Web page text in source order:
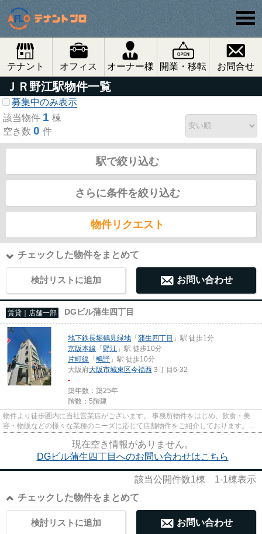
テナント オフィス オーナー様 開業・移転 お問合せ
ＪＲ野江駅物件一覧
募集中のみ表示
該当物件 1 棟
空き数 0 件
駅で絞り込む
さらに条件を絞り込む
物件リクエスト
チェックした物件をまとめて
検討リストに追加 お問い合わせ
賃貸｜店舗一部 DGビル蒲生四丁目
地下鉄長堀鶴見緑地 「蒲生四丁目 」駅 徒歩1分
京阪本線 「野江 」駅 徒歩10分
片町線 「鴫野 」駅 徒歩10分
大阪府大阪市城東区今福西 ３丁目6-32
-
築年数：築25年
階数：5階建
物件より徒歩圏内に当社営業店がございます。 事務所物件をはじめ、飲食・美
容・物販などの様々な業種のニーズに応じて店舗物件をご紹介しております。
尚、弊社ではおとり広告は一切...
現在空き情報がありません。
DGビル蒲生四丁目へのお問い合わせはこちら
該当公開件数1棟 1-1棟表示
チェックした物件をまとめて
お問い合わせ
検討リストに追加